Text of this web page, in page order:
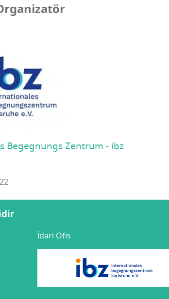
Begegnungs Zentrum - ibz
İdari Ofis